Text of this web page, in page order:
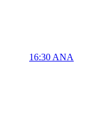
16:30 ANA